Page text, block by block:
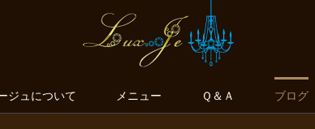
ジュについて メニュー Ｑ＆Ａ ブログ